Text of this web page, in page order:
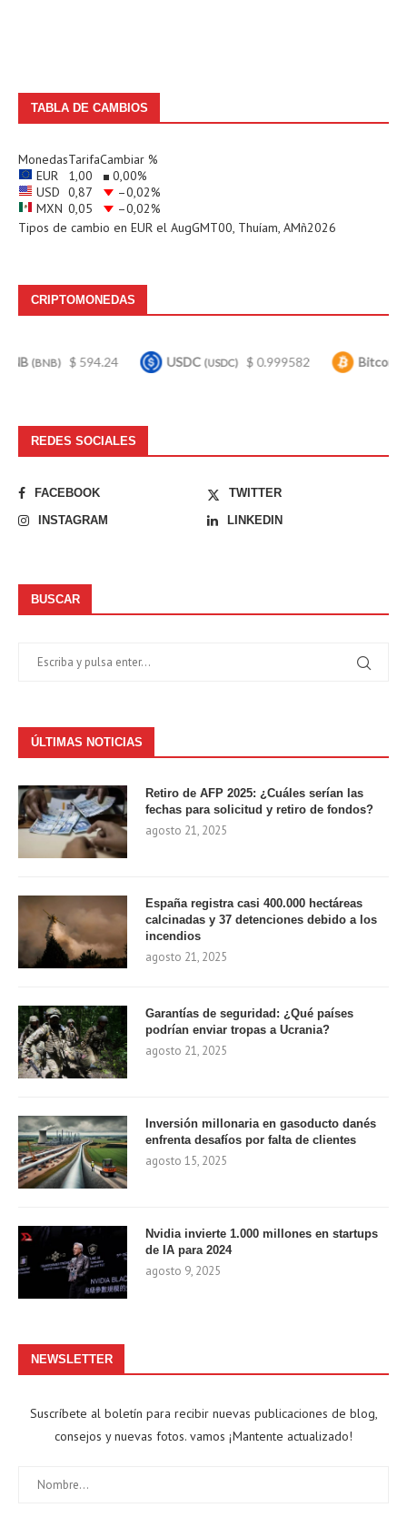
TABLA DE CAMBIOS
MonedasTarifaCambiar %
EUR
1,00 0,00%
USD 0,87 –0,02%
MXN 0,05 –0,02%
Tipos de cambio en EUR el AugGMT00, Thuíam, AMñ2026
CRIPTOMONEDAS
$ 594.24 USDC(USDC) $ 0.999582 Bitcoin(BTC) $
REDES SOCIALES
FACEBOOK
TWITTER
INSTAGRAM
LINKEDIN
BUSCAR
ÚLTIMAS NOTICIAS
Retiro de AFP 2025: ¿Cuáles serían las
fechas para solicitud y retiro de fondos?
agosto 21, 2025
España registra casi 400.000 hectáreas
calcinadas y 37 detenciones debido a los
incendios
agosto 21, 2025
Garantías de seguridad: ¿Qué países
podrían enviar tropas a Ucrania?
agosto 21, 2025
Inversión millonaria en gasoducto danés
enfrenta desafíos por falta de clientes
agosto 15, 2025
Nvidia invierte 1.000 millones en startups
de IA para 2024
agosto 9, 2025
NEWSLETTER
Suscríbete al boletín para recibir nuevas publicaciones de blog,
consejos y nuevas fotos. vamos ¡Mantente actualizado!